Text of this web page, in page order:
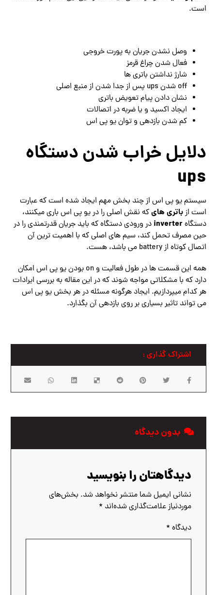
است.
وصل نشدن جریان به پورت خروجی
فعال شدن چراغ قرمز
شارژ نداشتن باتری ها
off شدن ups پس از جدا شدن از منبع اصلی
نشان دادن پیام تعویض باتری
ایجاد اکسید و یا ضربه در اتصالات
کم شدن بازدهی و توان یو پی اس
دلایل خراب شدن دستگاه
ups
سیستم یو پی اس از چند بخش مهم ایجاد شده است که عبارت
است ازباتری هایکه نقش اصلی را در یو پی اس باری میکنند،
دستگاهinverter در ورودی دستگاه که باید جریان قدرتمندی را در
حین مصرف تحمل کند، سیم های اصلی که با اهمیت ترین آن
اتصال کوتاه از battery می باشد، هست.
همه این قسمت ها در طول فعالیت و on بودن یو پی اس امکان
دارد که با مشکلاتی مواجه شوند که در این مقاله به بررسی ایرادات
هر کدام میپردازیم. ایجاد هرگونه مسئله در هر بخش یو پی اس
می تواند تاثیر بسیاری بر روی بازدهی آن بگذارد.
بدون دیدگاه
دیدگاهتان را بنویسید
نشانی ایمیل شما منتشر نخواهد شد. بخش‌های
موردنیاز علامت‌گذاری شده‌اند *
دیدگاه *